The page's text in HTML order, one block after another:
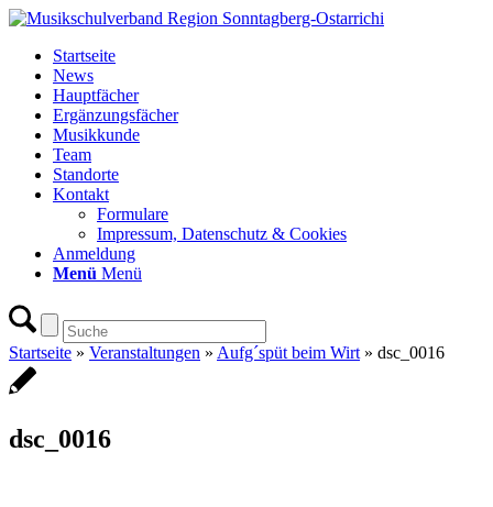
Startseite
News
Hauptfächer
Ergänzungsfächer
Musikkunde
Team
Standorte
Kontakt
Formulare
Impressum, Datenschutz & Cookies
Anmeldung
Menü Menü
Startseite » Veranstaltungen » Aufg´spüt beim Wirt » dsc_0016
dsc_0016